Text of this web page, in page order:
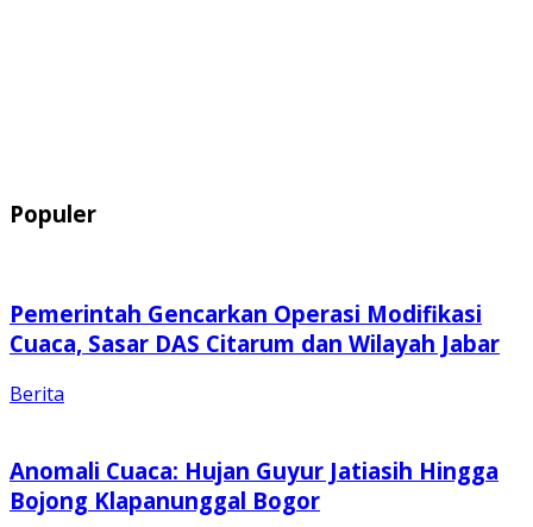
Populer
Pemerintah Gencarkan Operasi Modifikasi
Cuaca, Sasar DAS Citarum dan Wilayah Jabar
Berita
Anomali Cuaca: Hujan Guyur Jatiasih Hingga
Bojong Klapanunggal Bogor